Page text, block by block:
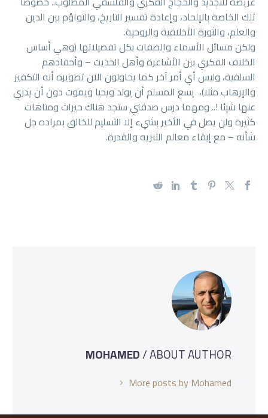
تلك الخاصة بالإلحاد، وإعادة تفسير التاريخ، والتواؤم بين الدين
والعلم، والثورة الأخلاقية والروحية.
ولكن مسائل الأسماء والصفات بكل تفصيلاتها (وهي أساس
الخلاف الفكري بين الأشاعرة وأهل الحديث – وأحفادهم
السلفية، وليس أي أمر آخر كما يحاولون الآن تصويره أنه التكفير
والإرهاب مثلا)، يسع المسلم أن يولد ويحيا ويموت دون أن يدري
عنها شيئا !.. ومهما درس صدقني ستجد هناك حيرات ومتاهات
كثيرة ولن يصل في الأخير بشيء إلا التسليم للخالق بمراده جل
شأنه – مع إبقاء معالم التنزيه والقدرة.
MOHAMED/ ABOUT AUTHOR
More posts by Mohamed